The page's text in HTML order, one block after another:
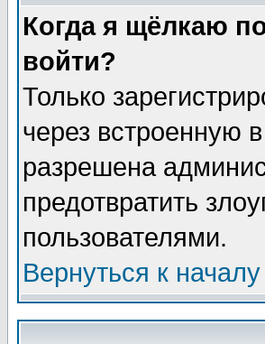
Когда я щёлкаю
войти?
Только
через встроенную
разрешена
предотвратить
пользователями.
Вернуться к началу